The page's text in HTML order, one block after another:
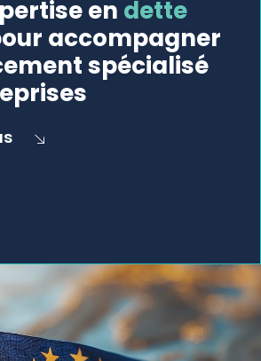
en dette
accompagner
spécialisé